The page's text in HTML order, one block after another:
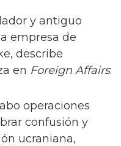
y antiguo
empresa de
describe
en Foreign Affairs:
operaciones
confusión y
ucraniana,